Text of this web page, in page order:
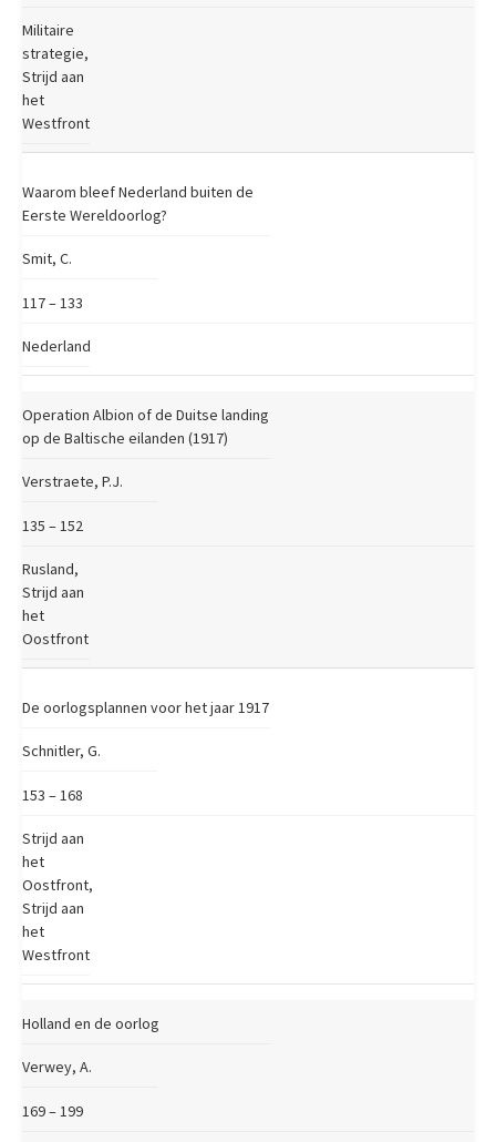
Militaire
strategie,
Strijd aan
het
Westfront
Waarom bleef Nederland buiten de
Eerste Wereldoorlog?
Smit, C.
117 – 133
Nederland
Operation Albion of de Duitse landing
op de Baltische eilanden (1917)
Verstraete, P.J.
135 – 152
Rusland,
Strijd aan
het
Oostfront
De oorlogsplannen voor het jaar 1917
Schnitler, G.
153 – 168
Strijd aan
het
Oostfront,
Strijd aan
het
Westfront
Holland en de oorlog
Verwey, A.
169 – 199